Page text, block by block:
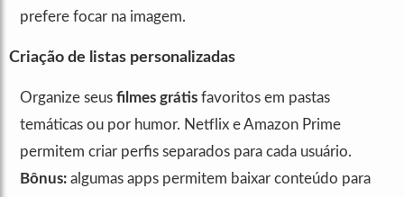
prefere focar na imagem.
Criação de listas personalizadas
Organize seus filmes grátis favoritos em pastas
temáticas ou por humor. Netflix e Amazon Prime
permitem criar perfis separados para cada usuário.
Bônus: algumas apps permitem baixar conteúdo para